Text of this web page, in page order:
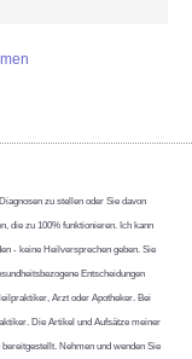
zu stellen oder Sie davon
die zu 100% funktionieren. Ich kann
- keine Heilversprechen geben. Sie
Entscheidungen
Arzt oder Apotheker. Bei
Die Artikel und Aufsätze meiner
Nehmen und wenden Sie